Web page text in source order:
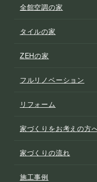
全館空調の家
タイルの家
ZEHの家
フルリノベーション
リフォーム
家づくりをお考えの方
家づくりの流れ
施工事例